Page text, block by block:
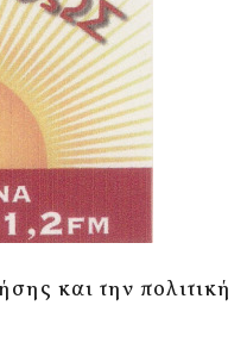
και την πολιτική